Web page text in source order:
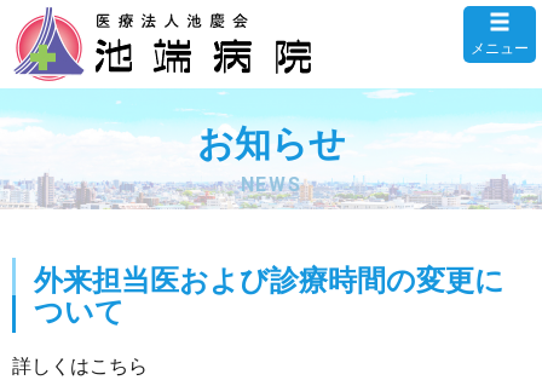
メニュー
お知らせ
NEWS
外来担当医および診療時間の変更に
ついて
詳しくはこちら